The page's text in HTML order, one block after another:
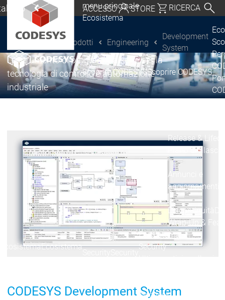
| Deutsch
USA | English
Italia | Italiano
ACCESSO STORE RICERCA
EcosistemaEcosistema
menu principale
Ecosistema
Scoprire CODESYSScoprire CODESYS
Release &
Lifecycle
Release &
Lifecycle
Release &
Piano di
Annunci e
aggiornamenti
Discontinuità
Wrap-Up &
Ecosistema
Security
Services
CODESYS Group
Prodotti Engineering
Development
System
CODESYS
Development System
Lo strumento di programmazione per la
tecnologia di controllo e automazione
industriale
CODESYS Development System